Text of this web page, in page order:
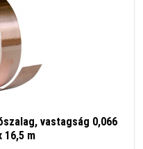
vastagság 0,066
16,5 m